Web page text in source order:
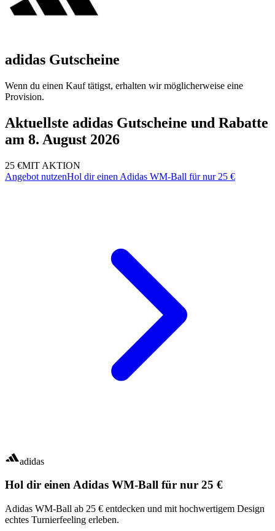
adidas Gutscheine
Wenn du einen Kauf tätigst, erhalten wir möglicherweise eine
Provision.
Aktuellste adidas Gutscheine und Rabatte
am 8. August 2026
25 €MIT AKTION
Angebot nutzenHol dir einen Adidas WM-Ball für nur 25 €
adidas
Hol dir einen Adidas WM-Ball für nur 25 €
Adidas WM-Ball ab 25 € entdecken und mit hochwertigem Design
echtes Turnierfeeling erleben.